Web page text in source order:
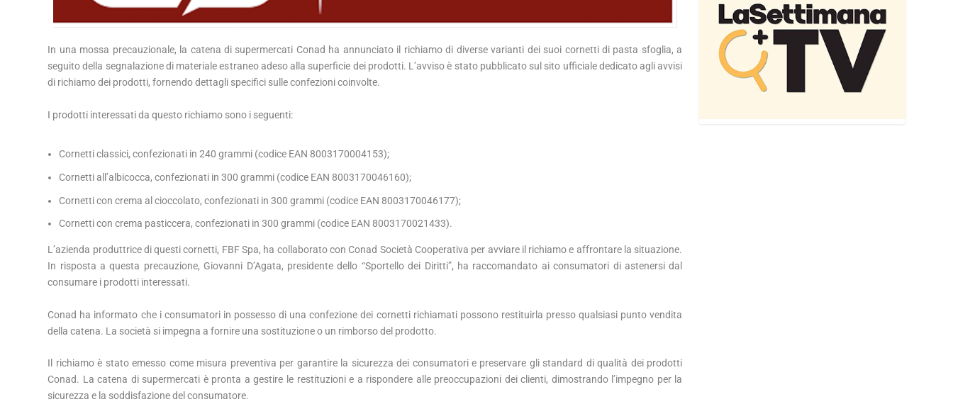
In una mossa precauzionale, la catena di supermercati Conad ha annunciato il richiamo di diverse varianti dei suoi cornetti di pasta sfoglia, a
seguito della segnalazione di materiale estraneo adeso alla superficie dei prodotti. L’avviso è stato pubblicato sul sito ufficiale dedicato agli avvisi
di richiamo dei prodotti, fornendo dettagli specifici sulle confezioni coinvolte.
I prodotti interessati da questo richiamo sono i seguenti:
Cornetti classici, confezionati in 240 grammi (codice EAN 8003170004153);
Cornetti all’albicocca, confezionati in 300 grammi (codice EAN 8003170046160);
Cornetti con crema al cioccolato, confezionati in 300 grammi (codice EAN 8003170046177);
Cornetti con crema pasticcera, confezionati in 300 grammi (codice EAN 8003170021433).
L’azienda produttrice di questi cornetti, FBF Spa, ha collaborato con Conad Società Cooperativa per avviare il richiamo e affrontare la situazione.
In risposta a questa precauzione, Giovanni D’Agata, presidente dello “Sportello dei Diritti”, ha raccomandato ai consumatori di astenersi dal
consumare i prodotti interessati.
Conad ha informato che i consumatori in possesso di una confezione dei cornetti richiamati possono restituirla presso qualsiasi punto vendita
della catena. La società si impegna a fornire una sostituzione o un rimborso del prodotto.
Il richiamo è stato emesso come misura preventiva per garantire la sicurezza dei consumatori e preservare gli standard di qualità dei prodotti
Conad. La catena di supermercati è pronta a gestire le restituzioni e a rispondere alle preoccupazioni dei clienti, dimostrando l’impegno per la
sicurezza e la soddisfazione del consumatore.